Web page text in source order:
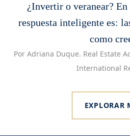
¿Invertir o veranear?
respuesta inteligente es:
como
Por Adriana Duque. Real Estate
International
EXPLORAR